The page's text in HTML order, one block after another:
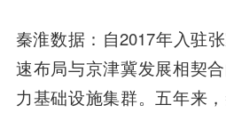
秦淮数据：自2017年入驻
速布局与京津冀发展相契
力基础设施集群。五年来，